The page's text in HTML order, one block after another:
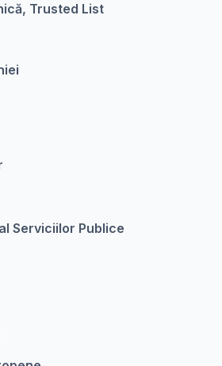
Trusted List
Serviciilor Publice